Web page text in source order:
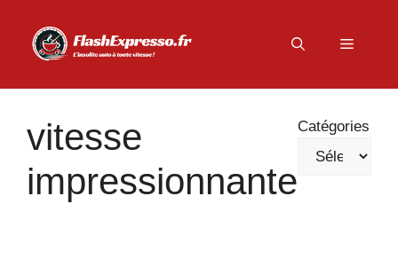
contenu
Menu
vitesse
impressionnante
Catégories